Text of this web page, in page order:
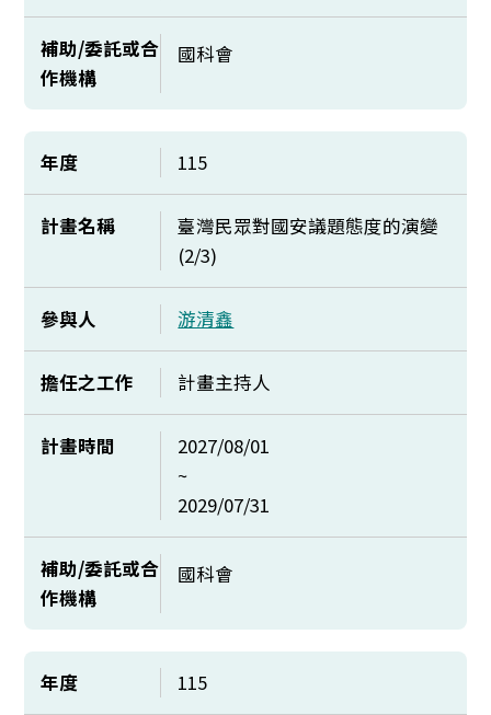
補助/委託或合
作機構
國科會
年度 115
計畫名稱
臺灣民眾對國安議題態度的演變
(2/3)
參與人 游清鑫
擔任之工作 計畫主持人
計畫時間
2027/08/01
~
2029/07/31
補助/委託或合
作機構
國科會
年度 115